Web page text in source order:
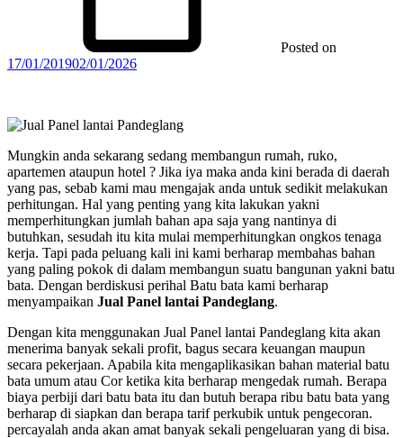
Posted on
17/01/201902/01/2026
Mungkin anda sekarang sedang membangun rumah, ruko,
apartemen ataupun hotel ? Jika iya maka anda kini berada di daerah
yang pas, sebab kami mau mengajak anda untuk sedikit melakukan
perhitungan. Hal yang penting yang kita lakukan yakni
memperhitungkan jumlah bahan apa saja yang nantinya di
butuhkan, sesudah itu kita mulai memperhitungkan ongkos tenaga
kerja. Tapi pada peluang kali ini kami berharap membahas bahan
yang paling pokok di dalam membangun suatu bangunan yakni batu
bata. Dengan berdiskusi perihal Batu bata kami berharap
menyampaikan Jual Panel lantai Pandeglang.
Dengan kita menggunakan Jual Panel lantai Pandeglang kita akan
menerima banyak sekali profit, bagus secara keuangan maupun
secara pekerjaan. Apabila kita mengaplikasikan bahan material batu
bata umum atau Cor ketika kita berharap mengedak rumah. Berapa
biaya perbiji dari batu bata itu dan butuh berapa ribu batu bata yang
berharap di siapkan dan berapa tarif perkubik untuk pengecoran.
percayalah anda akan amat banyak sekali pengeluaran yang di bisa.